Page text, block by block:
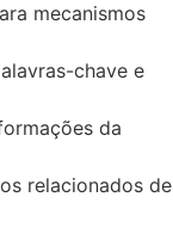
mecanismos
chave e
da
relacionados de